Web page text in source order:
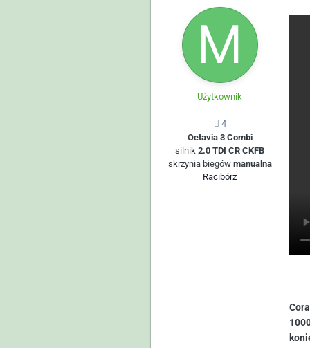
Użytkownik
4
Octavia 3 Combi
silnik2.0 TDI CR CKFB
skrzynia biegów manualna
Racibórz